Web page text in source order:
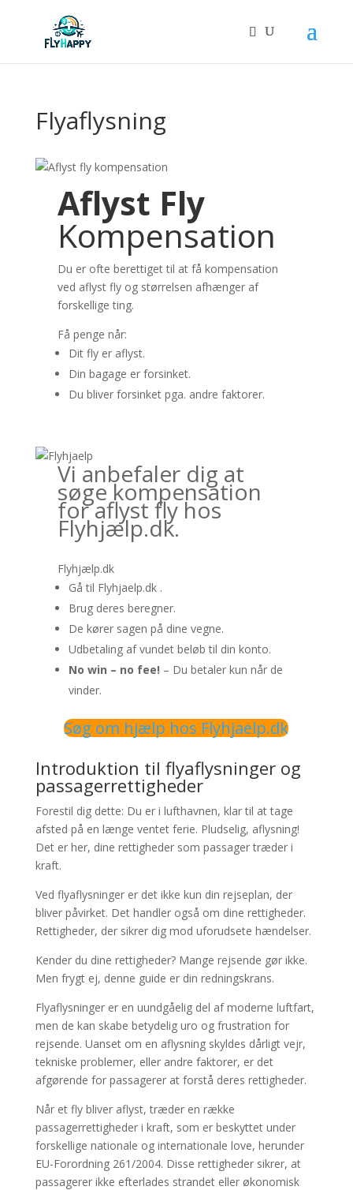
Flyaflysning
Aflyst Fly
Kompensation
Du er ofte berettiget til at få kompensation
ved aflyst fly og størrelsen afhænger af
forskellige ting.
Få penge når:
Dit fly er aflyst.
Din bagage er forsinket.
Du bliver forsinket pga. andre faktorer.
Vi anbefaler dig at
søge kompensation
for aflyst fly hos
Flyhjælp.dk.
Flyhjælp.dk
Gå til Flyhjaelp.dk .
Brug deres beregner.
De kører sagen på dine vegne.
Udbetaling af vundet beløb til din konto.
No win – no fee! – Du betaler kun når de
vinder.
Søg om hjælp hos Flyhjaelp.dk
Introduktion til flyaflysninger og
passagerrettigheder
Forestil dig dette: Du er i lufthavnen, klar til at tage
afsted på en længe ventet ferie. Pludselig, aflysning!
Det er her, dine rettigheder som passager træder i
kraft.
Ved flyaflysninger er det ikke kun din rejseplan, der
bliver påvirket. Det handler også om dine rettigheder.
Rettigheder, der sikrer dig mod uforudsete hændelser.
Kender du dine rettigheder? Mange rejsende gør ikke.
Men frygt ej, denne guide er din redningskrans.
Flyaflysninger er en uundgåelig del af moderne luftfart,
men de kan skabe betydelig uro og frustration for
rejsende. Uanset om en aflysning skyldes dårligt vejr,
tekniske problemer, eller andre faktorer, er det
afgørende for passagerer at forstå deres rettigheder.
Når et fly bliver aflyst, træder en række
passagerrettigheder i kraft, som er beskyttet under
forskellige nationale og internationale love, herunder
EU-Forordning 261/2004. Disse rettigheder sikrer, at
passagerer ikke efterlades strandet eller økonomisk